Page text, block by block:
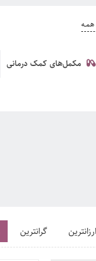
همــه
مکمل‌های کمک درمانی
ارزانترین گرانترین